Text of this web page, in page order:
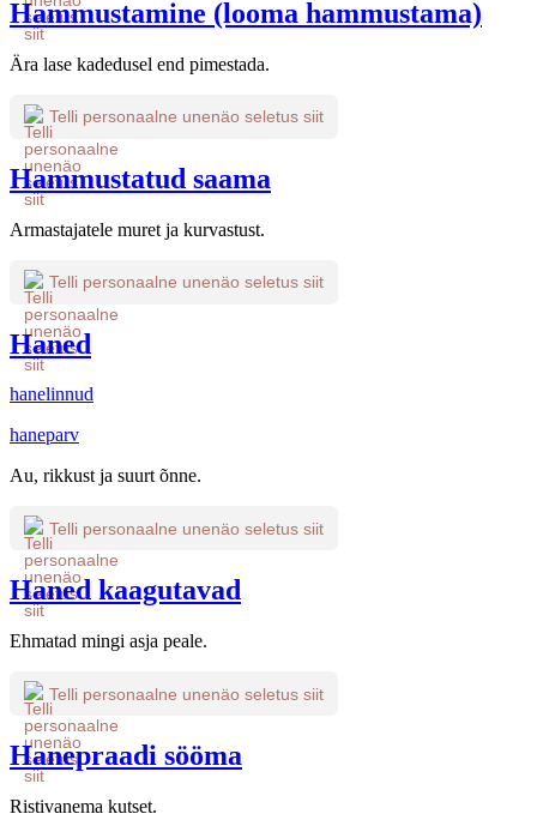
Hammustamine (looma hammustama)
Ära lase kadedusel end pimestada.
Telli personaalne unenäo seletus siit
Hammustatud saama
Armastajatele muret ja kurvastust.
Telli personaalne unenäo seletus siit
Haned
hanelinnud
haneparv
Au, rikkust ja suurt õnne.
Telli personaalne unenäo seletus siit
Haned kaagutavad
Ehmatad mingi asja peale.
Telli personaalne unenäo seletus siit
Hanepraadi sööma
Ristivanema kutset.